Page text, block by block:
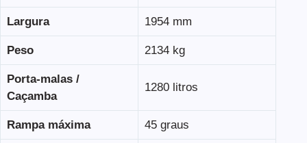
Largura 1954 mm
Peso 2134 kg
Porta-malas /
Caçamba
1280 litros
Rampa máxima 45 graus